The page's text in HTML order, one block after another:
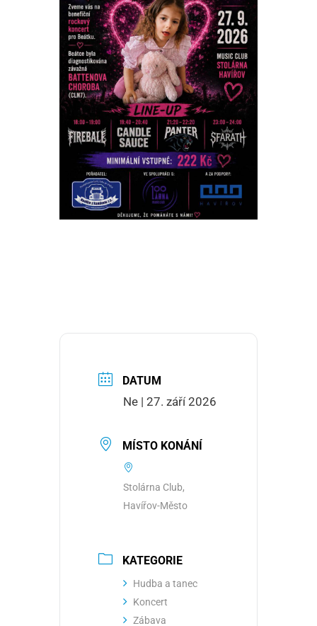
DATUM
Ne | 27. září 2026
MÍSTO KONÁNÍ
Stolárna Club,
Havířov-Město
KATEGORIE
Hudba a tanec
Koncert
Zábava